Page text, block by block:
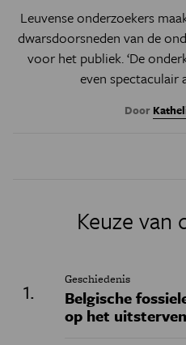
Leuvense onderzoekers
dwarsdoorsneden van de
voor het publiek. ‘De
even spectaculair
Door
Keuze van
Geschiedenis
Belgische
op het